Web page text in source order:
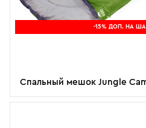
-15% ДОП. НА
Спальный мешок Jungle